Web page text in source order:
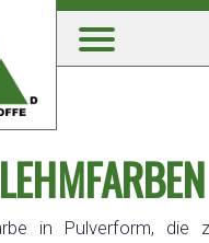
in Pulverform, die